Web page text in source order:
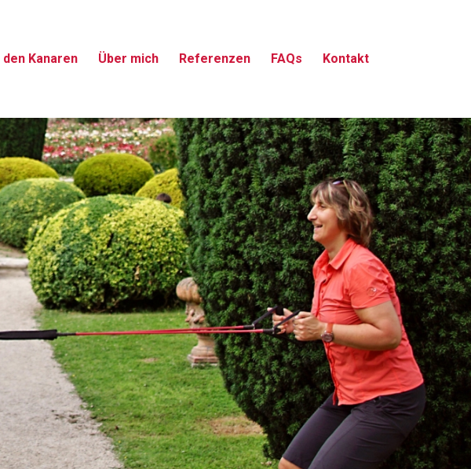
Kanaren Über mich Referenzen FAQs Kontakt